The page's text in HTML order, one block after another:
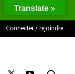
Connecter / rejoindre
Translate »